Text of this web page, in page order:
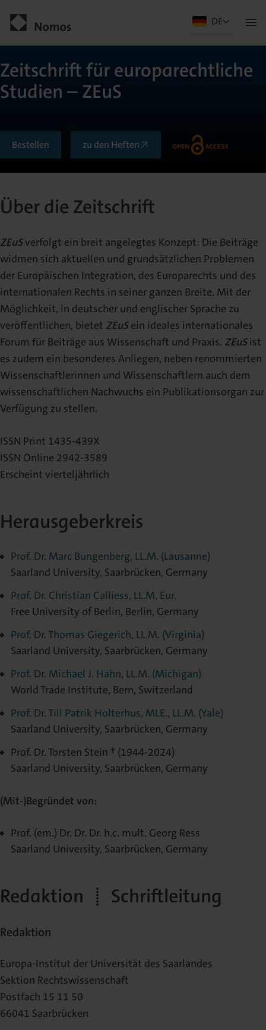
Herausgeberkreis
Redaktion | Schriftleitung
(TOC-Alert)
Sonderbände
Veröffentlichen
Autorenhinweise
Open Access Policy
Abstracting & Indexing
Mediadaten
DE
Zeitschrift für europarechtliche
Studien – ZEuS
Bestellen zu den Heften
Über die Zeitschrift
ZEuSverfolgt ein breit angelegtes Konzept: Die Beiträge
widmen sich aktuellen und grundsätzlichen Problemen
der Europäischen Integration, des Europarechts und des
internationalen Rechts in seiner ganzen Breite. Mit der
Möglichkeit, in deutscher und englischer Sprache zu
veröffentlichen, bietet ZEuSein ideales internationales
Forum für Beiträge aus Wissenschaft und Praxis. ZEuSist
es zudem ein besonderes Anliegen, neben renommierten
Wissenschaftlerinnen und Wissenschaftlern auch dem
wissenschaftlichen Nachwuchs ein Publikationsorgan zur
Verfügung zu stellen.
ISSN Print 1435-439X
ISSN Online 2942-3589
Erscheint vierteljährlich
Herausgeberkreis
Prof. Dr. Marc Bungenberg, LL.M. (Lausanne)
Saarland University, Saarbrücken, Germany
Prof. Dr. Christian Calliess, LL.M. Eur.
Free University of Berlin, Berlin, Germany
Prof. Dr. Thomas Giegerich, LL.M. (Virginia)
Saarland University, Saarbrücken, Germany
Prof. Dr. Michael J. Hahn, LL.M. (Michigan)
World Trade Institute, Bern, Switzerland
Prof. Dr. Till Patrik Holterhus, MLE., LL.M. (Yale)
Saarland University, Saarbrücken, Germany
Prof. Dr. Torsten Stein † (1944-2024)
Saarland University, Saarbrücken, Germany
(Mit-)Begründet von:
Prof. (em.) Dr. Dr. Dr. h.c. mult. Georg Ress
Saarland University, Saarbrücken, Germany
Redaktion | Schriftleitung
Redaktion
Europa-Institut der Universität des Saarlandes
Sektion Rechtswissenschaft
Postfach 15 11 50
66041 Saarbrücken